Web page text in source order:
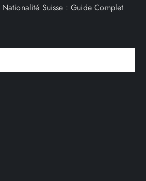
Suisse : Guide Complet